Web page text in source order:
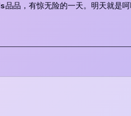
品，有惊无险的一天。明天就是